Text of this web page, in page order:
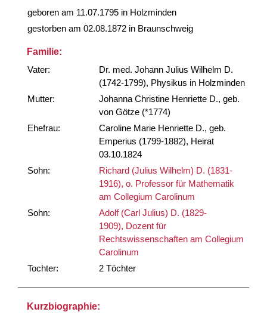
geboren am 11.07.1795 in Holzminden
gestorben am 02.08.1872 in Braunschweig
Familie:
Vater:
Dr. med. Johann Julius Wilhelm D.
(1742-1799), Physikus in Holzminden
Mutter:
Johanna Christine Henriette D., geb.
von Götze (*1774)
Ehefrau:
Caroline Marie Henriette D., geb.
Emperius (1799-1882), Heirat
03.10.1824
Sohn:
Richard (Julius Wilhelm) D. (1831-
1916), o. Professor für Mathematik
am Collegium Carolinum
Sohn:
Adolf (Carl Julius) D. (1829-
1909), Dozent für
Rechtswissenschaften am Collegium
Carolinum
Tochter:
2 Töchter
Kurzbiographie: